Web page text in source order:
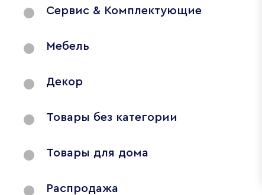
Сервис & Комплектующие
Мебель
Декор
Товары без категории
Товары для дома
Распродажа